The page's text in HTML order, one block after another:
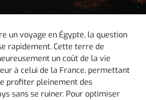
un voyage en Égypte, la question
rapidement. Cette terre de
un coût de la vie
à celui de la France, permettant
profiter pleinement des
sans se ruiner. Pour optimiser